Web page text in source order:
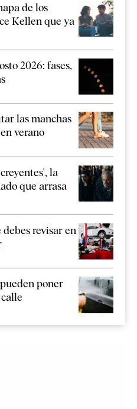
de los
Kellen que ya
2026: fases,
las manchas
verano
la
que arrasa
debes revisar en
poner